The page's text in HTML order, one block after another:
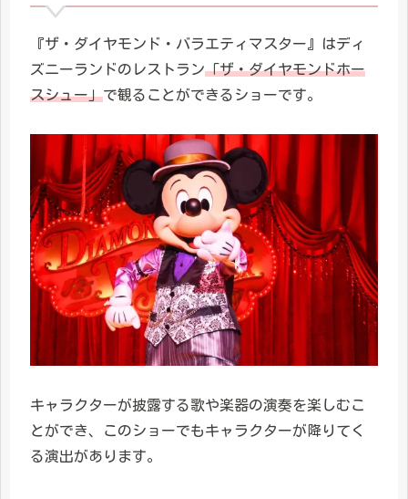
『ザ・ダイヤモンド・バラエティマスター』はディ
ズニーランドのレストラン「ザ・ダイヤモンドホー
スシュー」で観ることができるショーです。
キャラクターが披露する歌や楽器の演奏を楽しむこ
とができ、このショーでもキャラクターが降りてく
る演出があります。